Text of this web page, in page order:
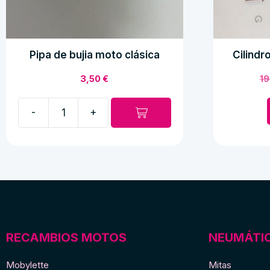
Pipa de bujia moto clásica
3,50€
-
clásica
+
RECAMBIOS MOTOS
Mobylette
Mitas